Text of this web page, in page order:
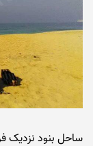
ساحل بنود نزدیک